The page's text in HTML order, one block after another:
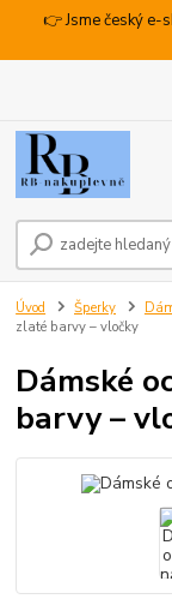
👉 Jsme český e-
Úvod Šperky
zlaté barvy – vločky
Dámské
barvy –